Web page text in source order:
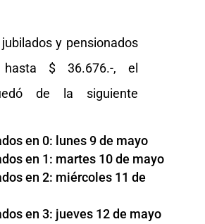
y pensionados
$ 36.676.-, el
de la siguiente
en 0: lunes 9 de mayo
en 1: martes 10 de mayo
en 2: miércoles 11 de
en 3: jueves 12 de mayo